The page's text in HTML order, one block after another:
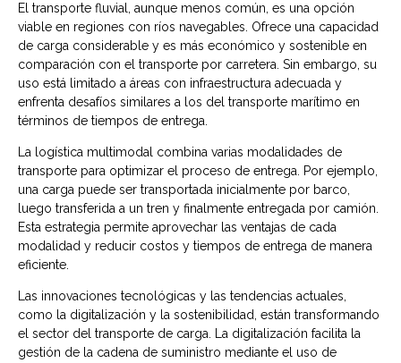
El transporte fluvial, aunque menos común, es una opción
viable en regiones con ríos navegables. Ofrece una capacidad
de carga considerable y es más económico y sostenible en
comparación con el transporte por carretera. Sin embargo, su
uso está limitado a áreas con infraestructura adecuada y
enfrenta desafíos similares a los del transporte marítimo en
términos de tiempos de entrega.
La logística multimodal combina varias modalidades de
transporte para optimizar el proceso de entrega. Por ejemplo,
una carga puede ser transportada inicialmente por barco,
luego transferida a un tren y finalmente entregada por camión.
Esta estrategia permite aprovechar las ventajas de cada
modalidad y reducir costos y tiempos de entrega de manera
eficiente.
Las innovaciones tecnológicas y las tendencias actuales,
como la digitalización y la sostenibilidad, están transformando
el sector del transporte de carga. La digitalización facilita la
gestión de la cadena de suministro mediante el uso de